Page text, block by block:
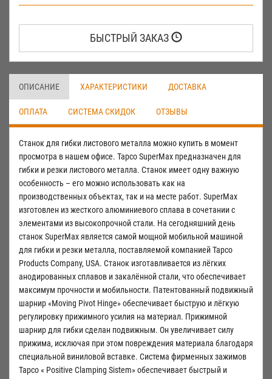
БЫСТРЫЙ ЗАКАЗ
ОПИСАНИЕ ХАРАКТЕРИСТИКИ ДОСТАВКА
ОПЛАТА СИСТЕМА СКИДОК ОТЗЫВЫ
Станок для гибки листового металла можно купить в момент
просмотра в нашем офисе. Tapco SuperMax предназначен для
гибки и резки листового металла. Станок имеет одну важную
особенность – его можно использовать как на
производственных объектах, так и на месте работ. SuperMax
изготовлен из жесткого алюминиевого сплава в сочетании с
элементами из высокопрочной стали. На сегодняшний день
станок SuperMax является самой мощной мобильной машиной
для гибки и резки металла, поставляемой компанией Tapco
Products Company, USA. Станок изготавливается из лёгких
анодированных сплавов и закалённой стали, что обеспечивает
максимум прочности и мобильности. Патентованный подвижный
шарнир «Moving Pivot Hinge» обеспечивает быструю и лёгкую
регулировку прижимного усилия на материал. Прижимной
шарнир для гибки сделан подвижным. Он увеличивает силу
прижима, исключая при этом повреждения материала благодаря
специальной виниловой вставке. Система фирменных зажимов
Тарсо « Positive Clamping Sistem» обеспечивает быстрый и